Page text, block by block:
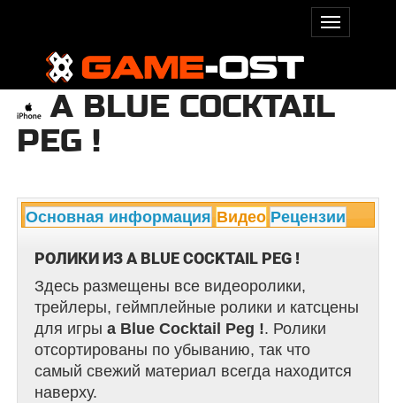
A BLUE COCKTAIL
PEG !
Основная информация Видео Рецензии
РОЛИКИ ИЗ A BLUE COCKTAIL PEG !
Здесь размещены все видеоролики,
трейлеры, геймплейные ролики и катсцены
для игры a Blue Cocktail Peg !. Ролики
отсортированы по убыванию, так что
самый свежий материал всегда находится
наверху.